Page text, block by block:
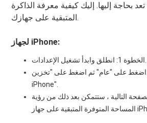
بحاجة إليها. إليك كيفية معرفة الذاكرة
المتبقية على جهازك.
لجهاز iPhone:
ذلك ، اضغط على "عام" ثم اضغط على "تخزين
iPhone".
في الصفحة التالية ، ستتمكن بعد ذلك من رؤية